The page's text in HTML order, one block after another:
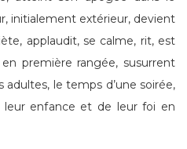
initialement extérieur, devient
applaudit, se calme, rit, est
première rangée, susurrent
adultes, le temps d’une soirée,
enfance et de leur foi en